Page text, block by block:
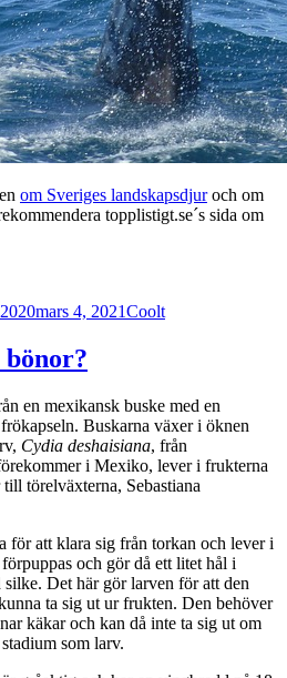
om Sveriges landskapsdjuroch om
topplistigt.se´s sida om
mars 4, 2021Coolt
bönor?
en mexikansk buske med en
Buskarna växer i öknen
Cydia deshaisiana, från
i Mexiko, lever i frukterna
törelväxterna, Sebastiana
för att klara sig från torkan och lever i
och gör då ett litet hål i
silke. Det här gör larven för att den
ta sig ut ur frukten. Den behöver
käkar och kan då inte ta sig ut om
som larv.